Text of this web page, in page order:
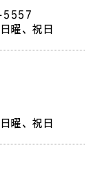
5557
曜、祝日
曜、祝日